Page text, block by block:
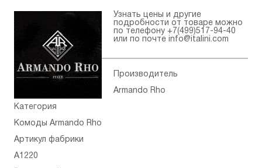
Узнать цены и другие
подробности от товаре можно
по телефону +7(499)517-94-40
или по почте
info@italini.com
Производитель
Armando Rho
Категория
Комоды Armando Rho
Артикул фабрики
A1220